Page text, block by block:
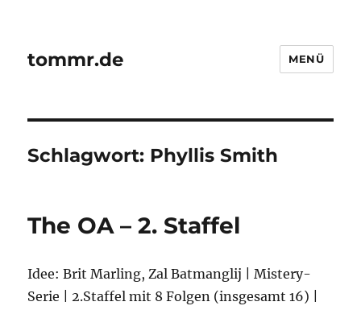
tommr.de MENÜ
Schlagwort: Phyllis Smith
The OA – 2. Staffel
Idee: Brit Marling, Zal Batmanglij | Mistery-
Serie | 2.Staffel mit 8 Folgen (insgesamt 16) |